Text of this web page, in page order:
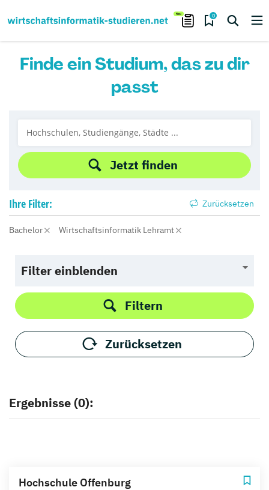
0
Finde ein Studium, das zu dir
passt
Jetzt finden
Ihre Filter: Zurücksetzen
Bachelor Wirtschaftsinformatik Lehramt
Filter einblenden
Filtern
Zurücksetzen
Ergebnisse (0):
Hochschule Offenburg